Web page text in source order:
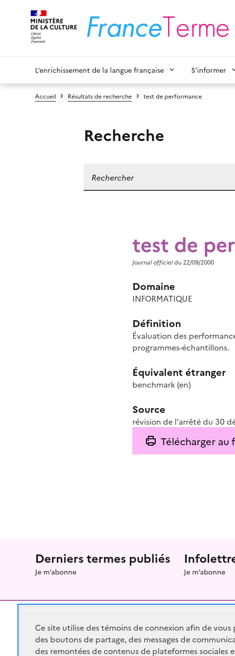
L’enrichissement de la langue française S’informer
Accueil Résultats de recherche test de performance
Recherche
test de
Journal officieldu 22/09/2000
Domaine
INFORMATIQUE
Définition
Évaluation des
programmes-échantillons.
Équivalent étranger
benchmark (en)
Source
révision de l'arrêté du 30
Télécharger au
Menu prefooter
Derniers termes publiés
Je m’abonne Je m’abonne
RÉPUBLIQUE
FRANÇAISE
Ce site utilise des témoins de connexion afin de vous
des boutons de partage, des messages de
des remontées de contenus de plateformes sociales